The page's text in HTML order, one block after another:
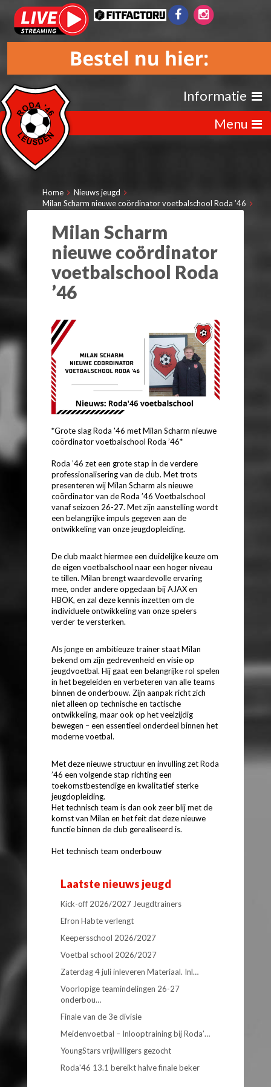
Informatie
Menu
Home
Nieuws jeugd
Milan Scharm nieuwe coördinator voetbalschool Roda ’46
Milan Scharm
nieuwe coördinator
voetbalschool Roda
’46
*Grote slag Roda '46 met Milan Scharm nieuwe
coördinator voetbalschool Roda ’46*
Roda ’46 zet een grote stap in de verdere
professionalisering van de club. Met trots
presenteren wij Milan Scharm als nieuwe
coördinator van de Roda ’46 Voetbalschool
vanaf seizoen 26-27. Met zijn aanstelling wordt
een belangrijke impuls gegeven aan de
ontwikkeling van onze jeugdopleiding.
De club maakt hiermee een duidelijke keuze om
de eigen voetbalschool naar een hoger niveau
te tillen. Milan brengt waardevolle ervaring
mee, onder andere opgedaan bij AJAX en
HBOK, en zal deze kennis inzetten om de
individuele ontwikkeling van onze spelers
verder te versterken.
Als jonge en ambitieuze trainer staat Milan
bekend om zijn gedrevenheid en visie op
jeugdvoetbal. Hij gaat een belangrijke rol spelen
in het begeleiden en verbeteren van alle teams
binnen de onderbouw. Zijn aanpak richt zich
niet alleen op technische en tactische
ontwikkeling, maar ook op het veelzijdig
bewegen – een essentieel onderdeel binnen het
moderne voetbal.
Met deze nieuwe structuur en invulling zet Roda
’46 een volgende stap richting een
toekomstbestendige en kwalitatief sterke
jeugdopleiding.
Het technisch team is dan ook zeer blij met de
komst van Milan en het feit dat deze nieuwe
functie binnen de club gerealiseerd is.
Het technisch team onderbouw
Laatste nieuws jeugd
Kick-off 2026/2027 Jeugdtrainers
Efron Habte verlengt
Keepersschool 2026/2027
Voetbal school 2026/2027
Zaterdag 4 juli inleveren Materiaal. Inl…
Voorlopige teamindelingen 26-27
onderbou…
Finale van de 3e divisie
Meidenvoetbal – Inlooptraining bij Roda’…
YoungStars vrijwilligers gezocht
Roda'46 13.1 bereikt halve finale beker